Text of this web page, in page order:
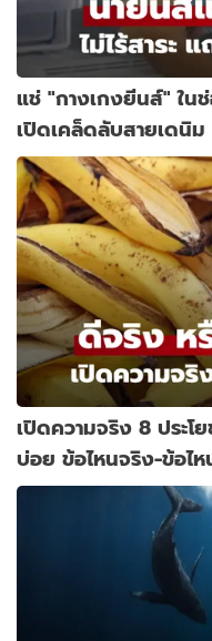
แช่ "กางเกงยีนส์" ใน
เปิดเคล็ดลับสายเดนิม
เปิดความจริง 8 ประ
บ่อย ข้อไหนจริง-ข้อไ